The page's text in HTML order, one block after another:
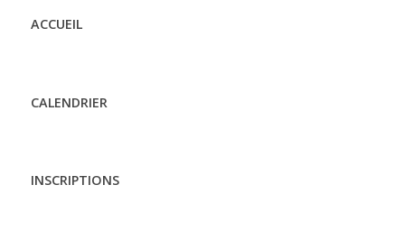
ACCUEIL
CALENDRIER
INSCRIPTIONS